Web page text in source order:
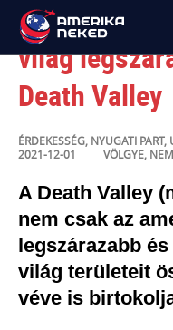
FŐOLDAL
RÓLUNK
KÉPEK
Ilyen is volt:
világ
Death Valley
ÉRDEKESSÉG, NYUGATI PART,
VÖLGYE,
2021-12-01
A Death Valley
nem csak az
legszárazabb
világ területeit
véve is